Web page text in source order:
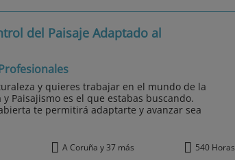
del Paisaje Adaptado al
y quieres trabajar en el mundo de la
Paisajismo es el que estabas buscando.
te permitirá adaptarte y avanzar sea
A Coruña y 37 más 540 Horas